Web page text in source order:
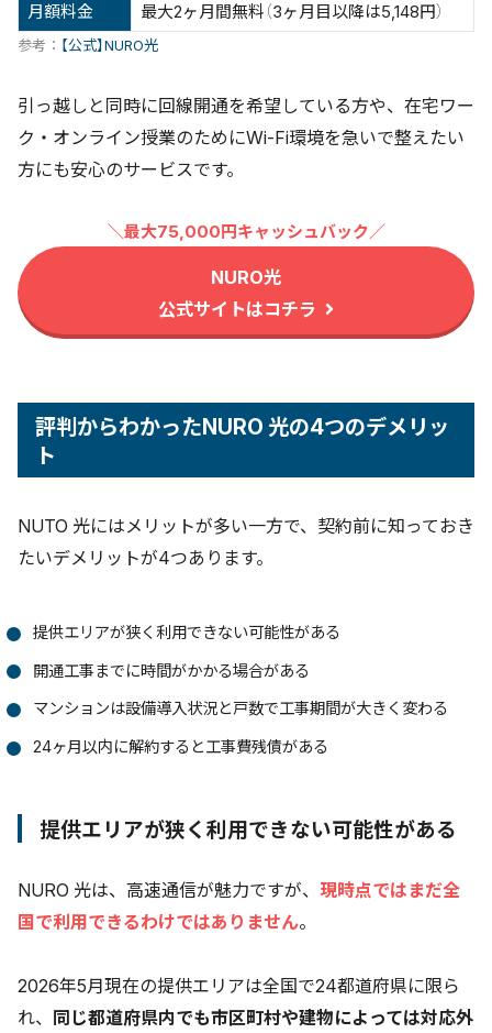
月額料金 最大2ヶ月間無料（3ヶ月目以降は5,148円）
参考： 【公式】NURO光
引っ越しと同時に回線開通を希望している方や、在宅ワー
ク・オンライン授業のためにWi-Fi環境を急いで整えたい
方にも安心のサービスです。
＼最大75,000円キャッシュバック／
NURO光
公式サイトはコチラ
評判からわかったNURO 光の4つのデメリッ
ト
NUTO 光にはメリットが多い一方で、契約前に知っておき
たいデメリットが4つあります。
提供エリアが狭く利用できない可能性がある
開通工事までに時間がかかる場合がある
マンションは設備導入状況と戸数で工事期間が大きく変わる
24ヶ月以内に解約すると工事費残債がある
提供エリアが狭く利用できない可能性がある
NURO 光は、高速通信が魅力ですが、 現時点ではまだ全
国で利用できるわけではありません。
2026年5月現在の提供エリアは全国で24都道府県に限ら
れ、 同じ都道府県内でも市区町村や建物によっては対応外